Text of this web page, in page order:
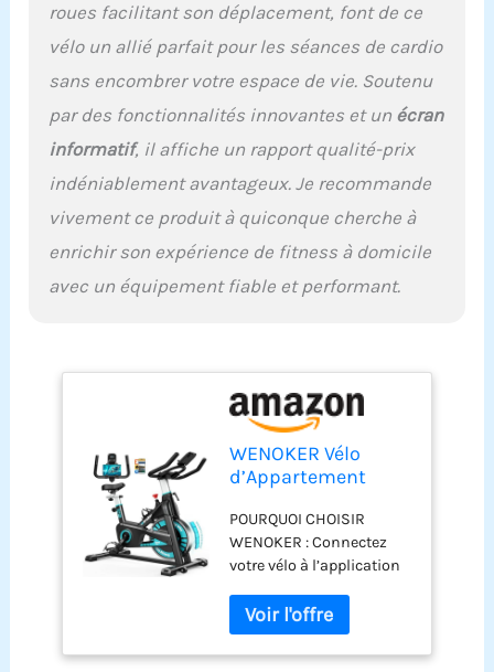
même lors d’efforts
intensifs. CONFORT ET
INSTALLATION FACILE :
Selle réglable 4D, guidon
ajustable 2D et
conception adaptée aux
utilisateurs de
différentes tailles.
Préassemblé à 70 %, le
montage est rapide et les
roulettes intégrées
déplacement au
roues facilitant son déplacement, font de ce
vélo un allié parfait pour les séances de cardio
sans encombrer votre espace de vie. Soutenu
par des fonctionnalités innovantes et un écran
informatif, il affiche un rapport qualité-prix
indéniablement avantageux. Je recommande
vivement ce produit à quiconque cherche à
enrichir son expérience de fitness à domicile
avec un équipement fiable et performant.
WENOKER Vélo
d’Appartement
Vélo d’Intérieur
Silencieux 160 kg
Blau
POURQUOI CHOISIR
WENOKER : Connectez
votre vélo à l’application
et rendre chaque séance
plus motivante. Le
support tablette intégré